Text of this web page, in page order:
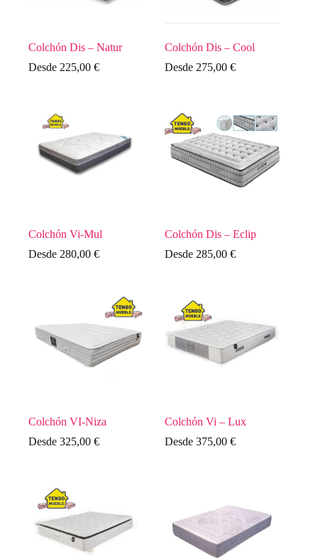
Colchón Dis – Natur
Desde 225,00 €
Colchón Dis – Cool
Desde 275,00€
Colchón Vi-Mul
Desde 280,00 €
Colchón Dis – Eclip
Desde285,00€
Colchón VI-Niza
Desde 325,00 €
Colchón Vi – Lux
Desde375,00€